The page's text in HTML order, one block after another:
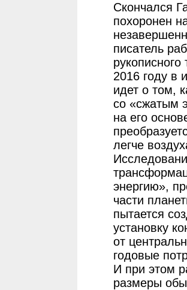
Скончался
похоронен
писатель
2016 году в
идет о том,
со «сжатым
на его
легче
энергию»,
части
пытается
установку
от
годовые
И при этом
размеры